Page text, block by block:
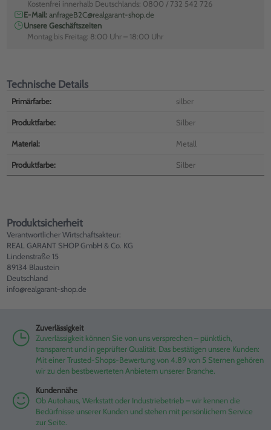
Kostenfrei innerhalb Deutschlands: 0800 / 732 542 726
E-Mail:anfrageB2C@realgarant-shop.de
Unsere Geschäftszeiten
Montag bis Freitag: 8:00 Uhr – 18:00 Uhr
Technische Details
Primärfarbe: silber
Produktfarbe: Silber
Material: Metall
Produktfarbe: Silber
Produktsicherheit
Verantwortlicher Wirtschaftsakteur:
REAL GARANT SHOP GmbH & Co. KG
Lindenstraße 15
89134 Blaustein
Deutschland
info@realgarant-shop.de
Zuverlässigkeit
Zuverlässigkeit können Sie von uns versprechen – pünktlich,
transparent und in geprüfter Qualität. Das bestätigen unsere Kunden:
Mit einer Trusted-Shops-Bewertung von 4.89 von 5 Sternen gehören
wir zu den bestbewerteten Anbietern unserer Branche.
Kundennähe
Ob Autohaus, Werkstatt oder Industriebetrieb – wir kennen die
Bedürfnisse unserer Kunden und stehen mit persönlichem Service
zur Seite.